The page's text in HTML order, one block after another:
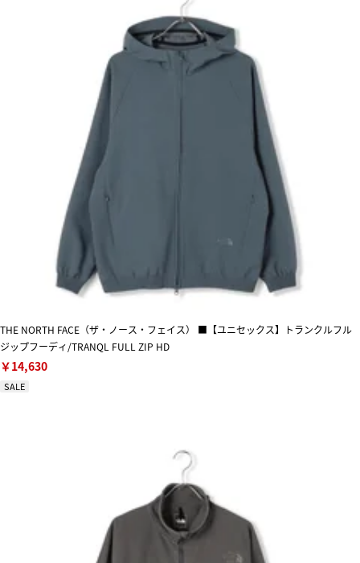
THE NORTH FACE（ザ・ノース・フェイス） ■【ユニセックス】トランクルフル
ジップフーディ/TRANQL FULL ZIP HD
￥14,630
SALE